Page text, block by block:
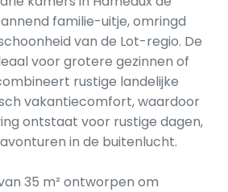
familie-uitje, omringd
van de Lot-regio. De
voor grotere gezinnen of
rustige landelijke
vakantiecomfort, waardoor
ontstaat voor rustige dagen,
in de buitenlucht.
35 m² ontworpen om